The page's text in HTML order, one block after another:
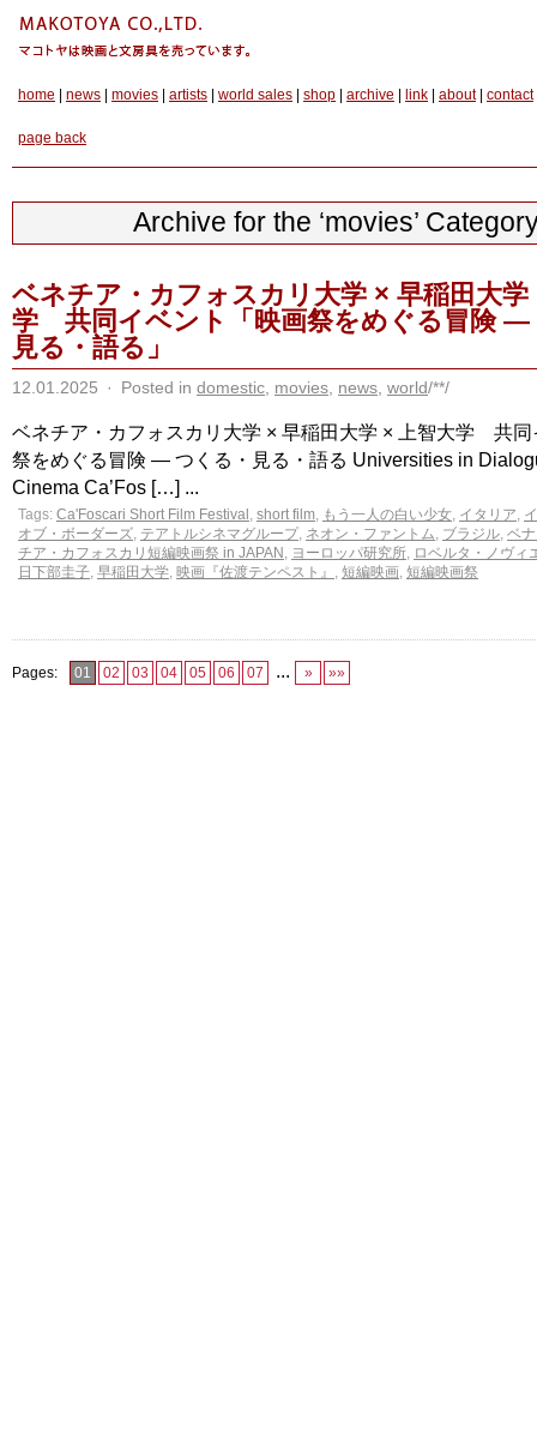
home news movies artists world sales shop archive link about| contact
page back
Archive for the ‘movies’
ベネチア・カフォスカリ大学 × 早稲田大学
学 共同イベント「映画祭をめぐる冒険 ―
見る・語る」
12.01.2025 · Posted in domestic movies news world/**/
ベネチア・カフォスカリ大学 × 早稲田大学 × 上智大学 共同
祭をめぐる冒険 ― つくる・見る・語る Universities in
Cinema Ca’Fos […] ...
Tags: Ca'Foscari Short Film Festival , short film, もう一人の白い少女, イタリア,
オブ・ボーダーズ, テアトルシネマグループ, ネオン・ファントム, ブラジル, ベ
チア・カフォスカリ短編映画祭 in JAPAN , ヨーロッパ研究所, ロベルタ・ノヴィ
日下部圭子, 早稲田大学, 映画『佐渡テンペスト』 , 短編映画, 短編映画祭
Pages: 01 02 03 04 05 06 07 ... » »»